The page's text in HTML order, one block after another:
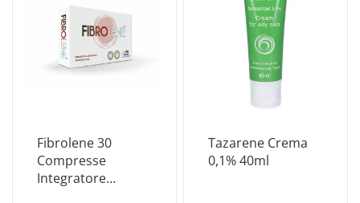
Fibrolene 30
Compresse
Integratore
Tazarene Crema
0,1% 40ml